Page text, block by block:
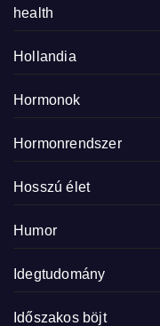
health
Hollandia
Hormonok
Hormonrendszer
Hosszú élet
Humor
Idegtudomány
Időszakos böjt